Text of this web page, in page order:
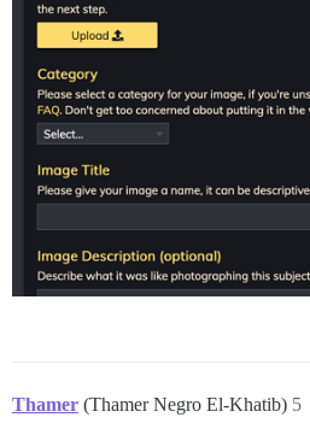
Thamer (Thamer Negro El-Khatib) 5